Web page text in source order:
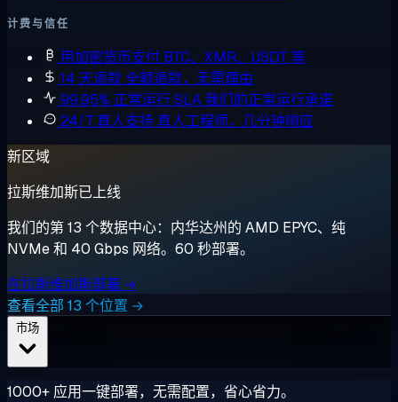
计费与信任
用加密货币支付 BTC、XMR、USDT 等
14 天退款全额退款，无需理由
99.95% 正常运行 SLA我们的正常运行承诺
24/7 真人支持 真人工程师，几分钟响应
新区域
拉斯维加斯已上线
我们的第 13 个数据中心：内华达州的 AMD EPYC、纯
NVMe 和 40 Gbps 网络。60 秒部署。
在拉斯维加斯部署 →
查看全部 13 个位置 →
1000+ 应用一键部署，无需配置，省心省力。